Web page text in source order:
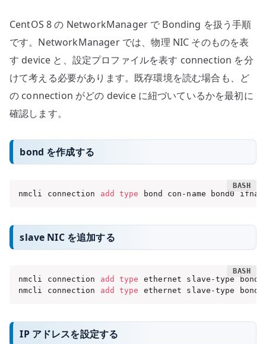
CentOS 8 の NetworkManager で Bonding を扱う手順
です。NetworkManager では、物理 NIC そのものを表
す device と、設定プロファイルを表す connection を分
けて考える必要があります。既存環境を読む場合も、ど
の connection がどの device に紐づいているかを最初に
確認します。
bond を作成する
nmcli connection add type bond con-name bond0
slave NIC を追加する
nmcli connection add type ethernet slave-type bond
nmcli connection add type ethernet slave-type bond
IP アドレスを設定する